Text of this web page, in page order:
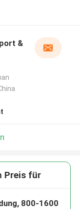
&
Preis für
800-1600